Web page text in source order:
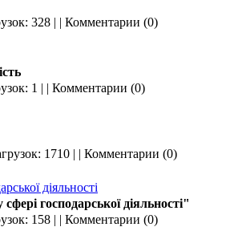
328 | | Комментарии (0)
1 | | Комментарии (0)
1710 | | Комментарии (0)
діяльності
господарської діяльності"
158 | | Комментарии (0)